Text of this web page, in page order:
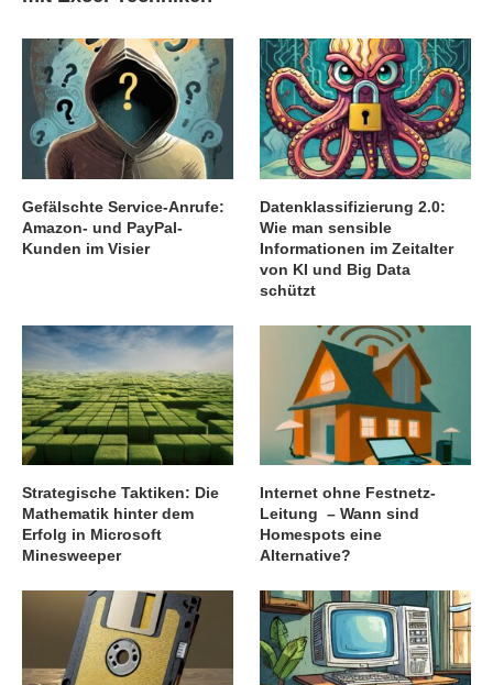
Gefälschte Service-Anrufe:
Amazon- und PayPal-
Kunden im Visier
Datenklassifizierung 2.0:
Wie man sensible
Informationen im Zeitalter
von KI und Big Data
schützt
Strategische Taktiken: Die
Mathematik hinter dem
Erfolg in Microsoft
Minesweeper
Internet ohne Festnetz-
Leitung – Wann sind
Homespots eine
Alternative?